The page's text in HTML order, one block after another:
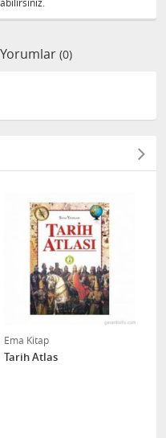
Yorumlar (0)
Ema Kitap
Tarih Atlas